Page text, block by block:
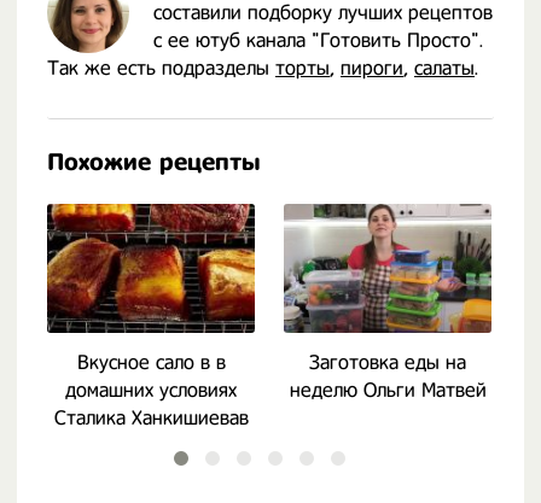
составили подборку лучших рецептов
с ее ютуб канала "Готовить Просто".
Так же есть подразделы торты, пироги, салаты.
Похожие рецепты
Вкусное сало в в
домашних условиях
Сталика Ханкишиевав
Заготовка еды на
неделю Ольги Матвей